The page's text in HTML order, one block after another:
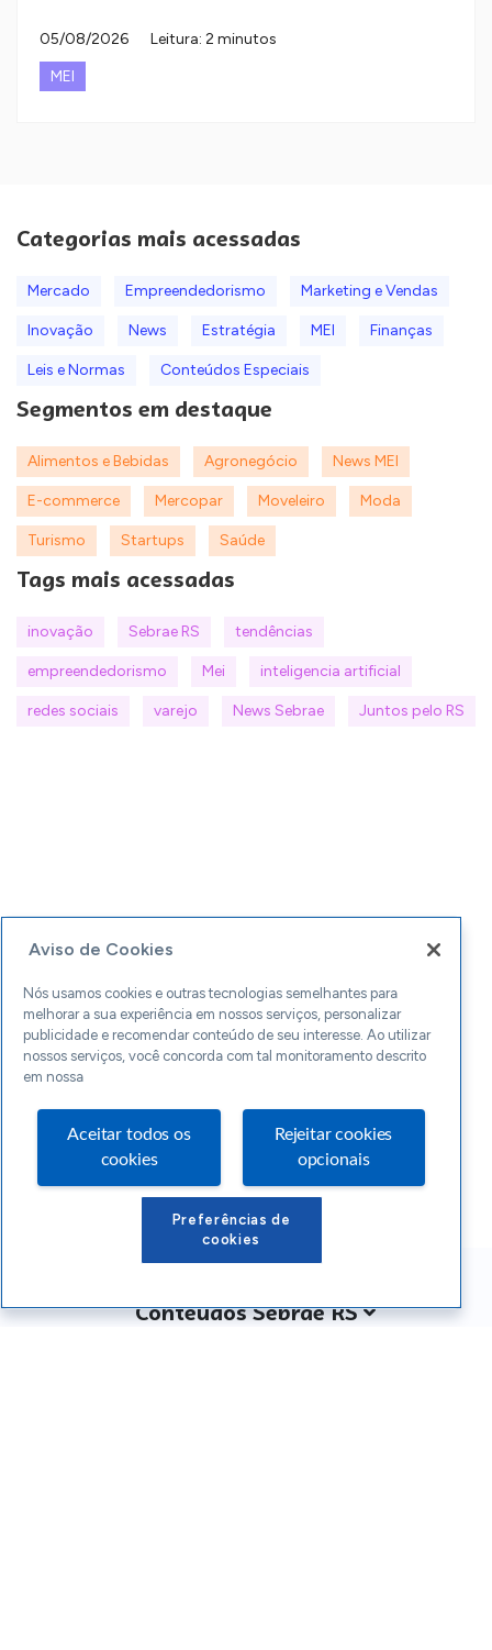
05/08/2026
Leitura: 2 minutos
MEI
Categorias mais acessadas
Mercado Empreendedorismo Marketing e Vendas
Inovação News Estratégia MEI Finanças
Leis e Normas Conteúdos Especiais
Segmentos em destaque
Alimentos e Bebidas Agronegócio News MEI
E-commerce Mercopar Moveleiro Moda
Turismo Startups Saúde
Tags mais acessadas
inovação Sebrae RS tendências
empreendedorismo Mei inteligencia artificial
redes sociais varejo News Sebrae Juntos pelo RS
Conteúdos Sebrae RS
Aviso de Cookies
Nós usamos cookies e outras tecnologias semelhantes para
melhorar a sua experiência em nossos serviços, personalizar
publicidade e recomendar conteúdo de seu interesse. Ao utilizar
nossos serviços, você concorda com tal monitoramento descrito
em nossa
Aceitar todos os
cookies
Rejeitar cookies
opcionais
Preferências de
cookies